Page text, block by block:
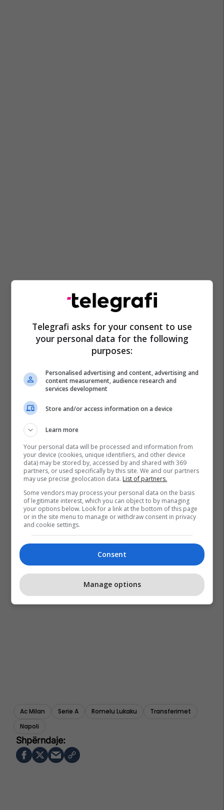
Ac Milan Serie A Romelu Lukaku
Transferimet
Napoli
Telegrafi asks for your consent to use
your personal data for the following
purposes:
Personalised advertising and content, advertising and
content measurement, audience research and
services development
Store and/or access information on a device
Learn more
Your personal data will be processed and information from
your device (cookies, unique identifiers, and other device
data) may be stored by, accessed by and shared with 369
partners, or used specifically by this site. We and our partners
may use precise geolocation data. List of partners.
Some vendors may process your personal data on the basis
of legitimate interest, which you can object to by managing
your options below. Look for a link at the bottom of this page
or in the site menu to manage or withdraw consent in privacy
and cookie settings.
Consent
Manage options